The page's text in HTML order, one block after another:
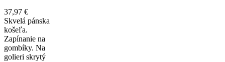
37,97 €
Skvelá pánska
košeľa.
Zapínanie na
gombíky. Na
golieri skrytý